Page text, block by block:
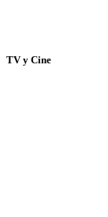
TV y Cine